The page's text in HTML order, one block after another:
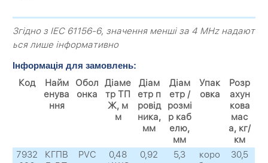
Згідно з IEC 61156-6, значення менші за 4 MHz надают
ься лише інформативно
Інформація для замовлень:
Код
Найм
енува
ння
Обол
онка
Діаме
тр ТП
Ж, м
м
Діам
етр п
ровід
ника,
мм
Діам
етр /
розмі
р каб
елю,
мм
Упак
овка
Розр
ахун
кова
мас
а, кг/
км
7932
КГПВ
PVC
0,48
0,92 5,3
коро
30,5